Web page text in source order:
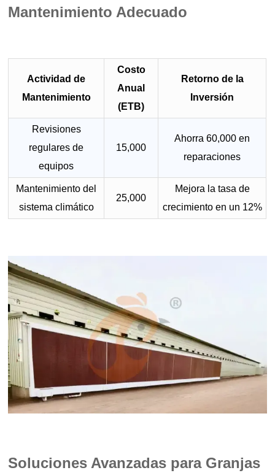
Mantenimiento Adecuado
Actividad de
Mantenimiento
Costo
Anual
(ETB)
Retorno de la
Inversión
Revisiones
regulares de
equipos
15,000
Ahorra 60,000 en
reparaciones
Mantenimiento del
sistema climático
25,000
Mejora la tasa de
crecimiento en un 12%
Soluciones Avanzadas para Granjas